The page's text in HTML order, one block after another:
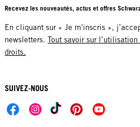
Recevez les nouveautés, actus et offres
En cliquant sur « Je m'inscris »,
newsletters. Tout savoir sur
droits.
SUIVEZ-NOUS